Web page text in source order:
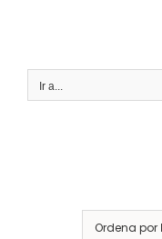
Ir a...
Ordena por